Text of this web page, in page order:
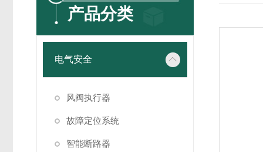
产品分类
电气安全
风阀执行器
故障定位系统
智能断路器